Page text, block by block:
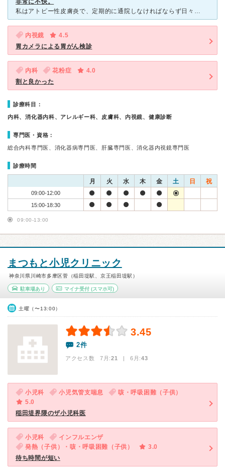
非常に不快。
私はアトピー性皮膚炎で、定期的に通院しなければならず日々肌の管理をしなければいけません。毎日薬を飲んでも夏の夜になると特に無意識に肌を掻いてしまいます。掻きたくないのに掻いてしまうんです。 そんな時
内視鏡
4.5
胃カメラによる胃がん検診
内科 花粉症
4.0
割と良かった
診療科目：
内科、消化器内科、アレルギー科、皮膚科、内視鏡、健康診断
専門医・資格：
総合内科専門医、消化器病専門医、肝臓専門医、消化器内視鏡専門医
診療時間
月 火 水 木 金 土 日 祝
09:00-12:00
15:00-18:30
09:00-13:00
まつもと小児クリニック
神奈川県川崎市多摩区菅（稲田堤駅、京王稲田堤駅）
駐車場あり マイナ受付(スマホ可)
土曜（〜13:00）
3.45
2件
アクセス数 7月:21 | 6月:43
小児科 小児気管支喘息
咳・呼吸困難（子供）
5.0
稲田堤界隈のザ小児科医
小児科
インフルエンザ
発熱（子供）・咳・呼吸困難（子供）
3.0
待ち時間が短い